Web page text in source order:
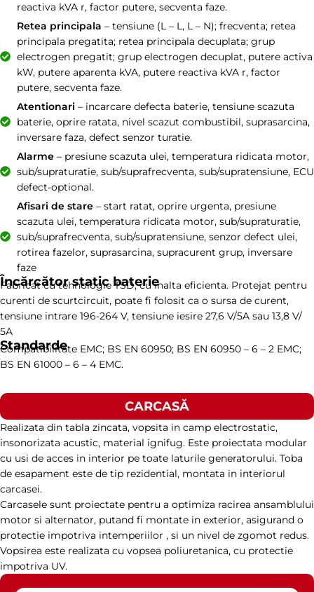
reactiva kVA r, factor putere, secventa faze.
Retea principala – tensiune (L – L, L – N); frecventa; retea
principala pregatita; retea principala decuplata; grup
electrogen pregatit; grup electrogen decuplat, putere activa
kW, putere aparenta kVA, putere reactiva kVA r, factor
putere, secventa faze.
Atentionari – incarcare defecta baterie, tensiune scazuta
baterie, oprire ratata, nivel scazut combustibil, suprasarcina,
inversare faza, defect senzor turatie.
Alarme– presiune scazuta ulei, temperatura ridicata motor,
sub/supraturatie, sub/suprafrecventa, sub/supratensiune, ECU
defect-optional.
Afisari de stare– start ratat, oprire urgenta, presiune
scazuta ulei, temperatura ridicata motor, sub/supraturatie,
sub/suprafrecventa, sub/supratensiune, senzor defect ulei,
rotirea fazelor, suprasarcina, supracurent grup, inversare
faze
Încărcător static baterie
Fabricat cu tehnologie TSD, cu inalta eficienta. Protejat pentru
curenti de scurtcircuit, poate fi folosit ca o sursa de curent,
tensiune intrare 196-264 V, tensiune iesire 27,6 V/5A sau 13,8 V/
5A
Standarde
Compatibilitate EMC; BS EN 60950; BS EN 60950 – 6 – 2 EMC;
BS EN 61000 – 6 – 4 EMC.
CARCASĂ
Realizata din tabla zincata, vopsita in camp electrostatic,
insonorizata acustic, material ignifug. Este proiectata modular
cu usi de acces in interior pe toate laturile generatorului. Toba
de esapament este de tip rezidential, montata in interiorul
carcasei.
Carcasele sunt proiectate pentru a optimiza racirea ansamblului
motor si alternator, putand fi montate in exterior, asigurand o
protectie impotriva intemperiilor , si un nivel de zgomot redus.
Vopsirea este realizata cu vopsea poliuretanica, cu protectie
impotriva UV.